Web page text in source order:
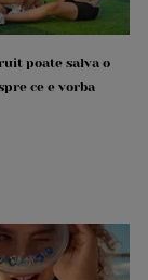
poate salva o
ce e vorba